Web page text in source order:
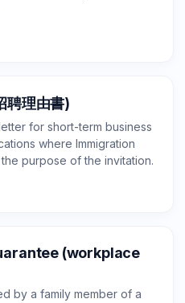
理由書)
for short-term business
where Immigration
purpose of the invitation.
(workplace
by a family member of a